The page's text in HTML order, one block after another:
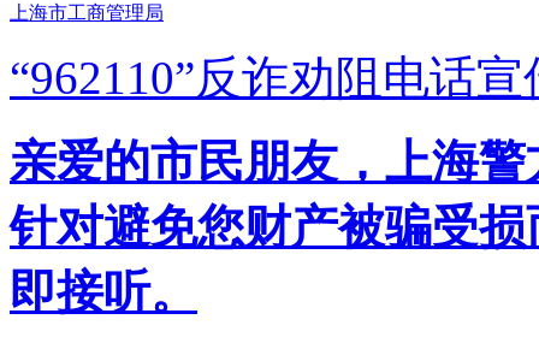
上海市工商管理局
“962110”反诈劝阻电话宣
亲爱的市民朋友，上海
针对避免您财产被骗受
即接听。